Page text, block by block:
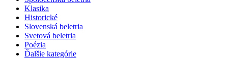
Klasika
Historické
Slovenská beletria
Svetová beletria
Poézia
Ďalšie kategórie